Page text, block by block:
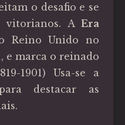
o desafio e se
vitorianos. A Era
Reino Unido no
e marca o reinado
1901) Usa-se a
destacar as